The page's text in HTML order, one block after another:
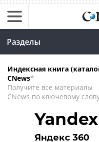
Разделы
Индексная книга
CNews*
Получите все материалы
CNews по ключевому
Яндекс 360